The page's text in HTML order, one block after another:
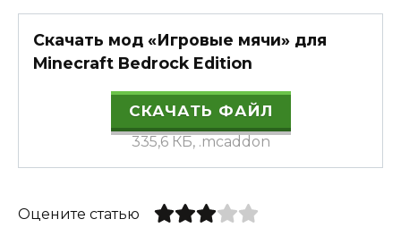
Скачать мод «Игровые мячи» для
Minecraft Bedrock Edition
СКАЧАТЬ ФАЙЛ
335,6 КБ, .mcaddon
Оцените статью